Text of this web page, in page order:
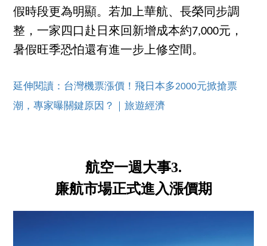
假時段更為明顯。若加上華航、長榮同步調
整，一家四口赴日來回新增成本約7,000元，
暑假旺季恐怕還有進一步上修空間。
延伸閱讀：台灣機票漲價！飛日本多2000元掀搶票
潮，專家曝關鍵原因？｜旅遊經濟
航空一週大事3.
廉航市場正式進入漲價期